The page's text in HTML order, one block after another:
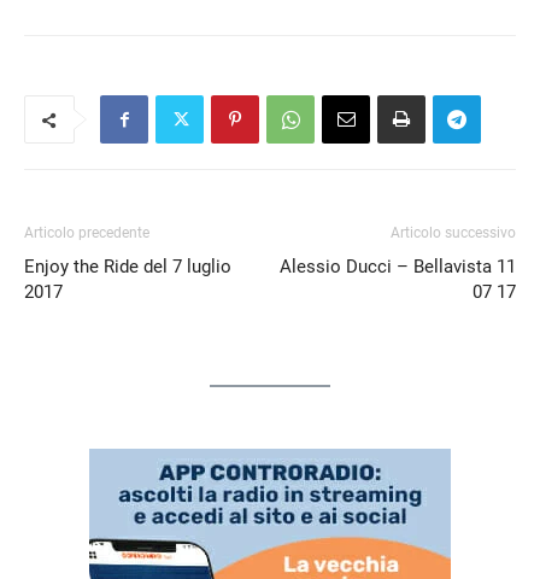
Articolo precedente
Enjoy the Ride del 7 luglio
2017
Articolo successivo
Alessio Ducci – Bellavista 11
07 17